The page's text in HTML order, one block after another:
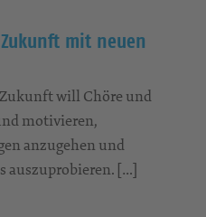
mit neuen
will Chöre und
motivieren,
anzugehen und
auszuprobieren. […]